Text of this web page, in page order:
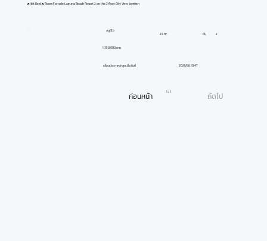
🔥Hot Deal🔥 Room For sale Laguna Beach Resort 2 on the 2 floor City View Jomtien
1,350,000 บาท
สตูดิโอ
24 m² ชั้น 2
เลื่อนประกาศล่าสุดเมื่อวันที่ 30/8/66 10:47
ก่อนหน้า 1 / 1 ถัดไป